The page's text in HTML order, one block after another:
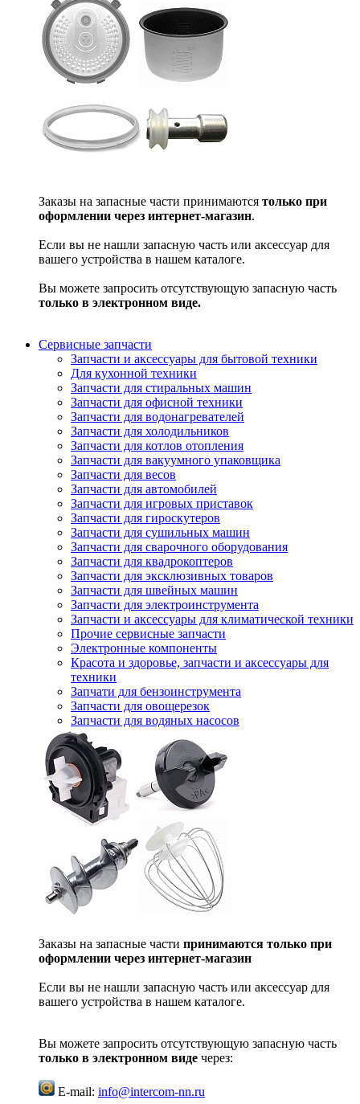
Заказы на запасные части принимаются только при
оформлении через интернет-магазин.
Если вы не нашли запасную часть или аксессуар для
вашего устройства в нашем каталоге.
Вы можете запросить отсутствующую запасную часть
только в электронном виде.
Сервисные запчасти
Запчасти и аксессуары для бытовой техники
Для кухонной техники
Запчасти для стиральных машин
Запчасти для офисной техники
Запчасти для водонагревателей
Запчасти для холодильников
Запчасти для котлов отопления
Запчасти для вакуумного упаковщика
Запчасти для весов
Запчасти для автомобилей
Запчасти для игровых приставок
Запчасти для гироскутеров
Запчасти для сушильных машин
Запчасти для сварочного оборудования
Запчасти для квадрокоптеров
Запчасти для эксклюзивных товаров
Запчасти для швейных машин
Запчасти для электроинструмента
Запчасти и аксессуары для климатической техники
Прочие сервисные запчасти
Электронные компоненты
Красота и здоровье, запчасти и аксессуары для
техники
Запчати для бензоинструмента
Запчасти для овощерезок
Запчасти для водяных насосов
Заказы на запасные части принимаются только при
оформлении через интернет-магазин
Если вы не нашли запасную часть или аксессуар для
вашего устройства в нашем каталоге.
Вы можете запросить отсутствующую запасную часть
только в электронном виде через:
E-mail: info@intercom-nn.ru